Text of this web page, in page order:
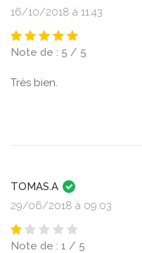
16/10/2018 à 11:43
Note de : 5 / 5
Très bien.
TOMAS.A
29/06/2018 à 09:03
Note de : 1 / 5